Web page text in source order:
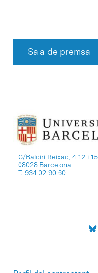
Sala de premsa
C/Baldiri Reixac, 4-12 i 15
08028 Barcelona
T. 934 02 90 60